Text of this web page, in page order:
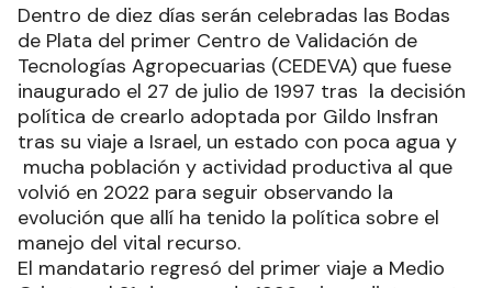
Dentro de diez días serán celebradas las Bodas
de Plata del primer Centro de Validación de
Tecnologías Agropecuarias (CEDEVA) que fuese
inaugurado el 27 de julio de 1997 tras la decisión
política de crearlo adoptada por Gildo Insfran
tras su viaje a Israel, un estado con poca agua y
mucha población y actividad productiva al que
volvió en 2022 para seguir observando la
evolución que allí ha tenido la política sobre el
manejo del vital recurso.
El mandatario regresó del primer viaje a Medio